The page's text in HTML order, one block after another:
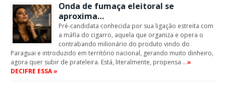
Onda de fumaça eleitoral se
aproxima…
Pré-candidata conhecida por sua ligação estreita com
a máfia do cigarro, aquela que organiza e opera o
contrabando milionário do produto vindo do
Paraguai e introduzido em território nacional, gerando muito dinheiro,
agora quer subir de prateleira. Está, literalmente, propensa …»
DECIFRE ESSA »